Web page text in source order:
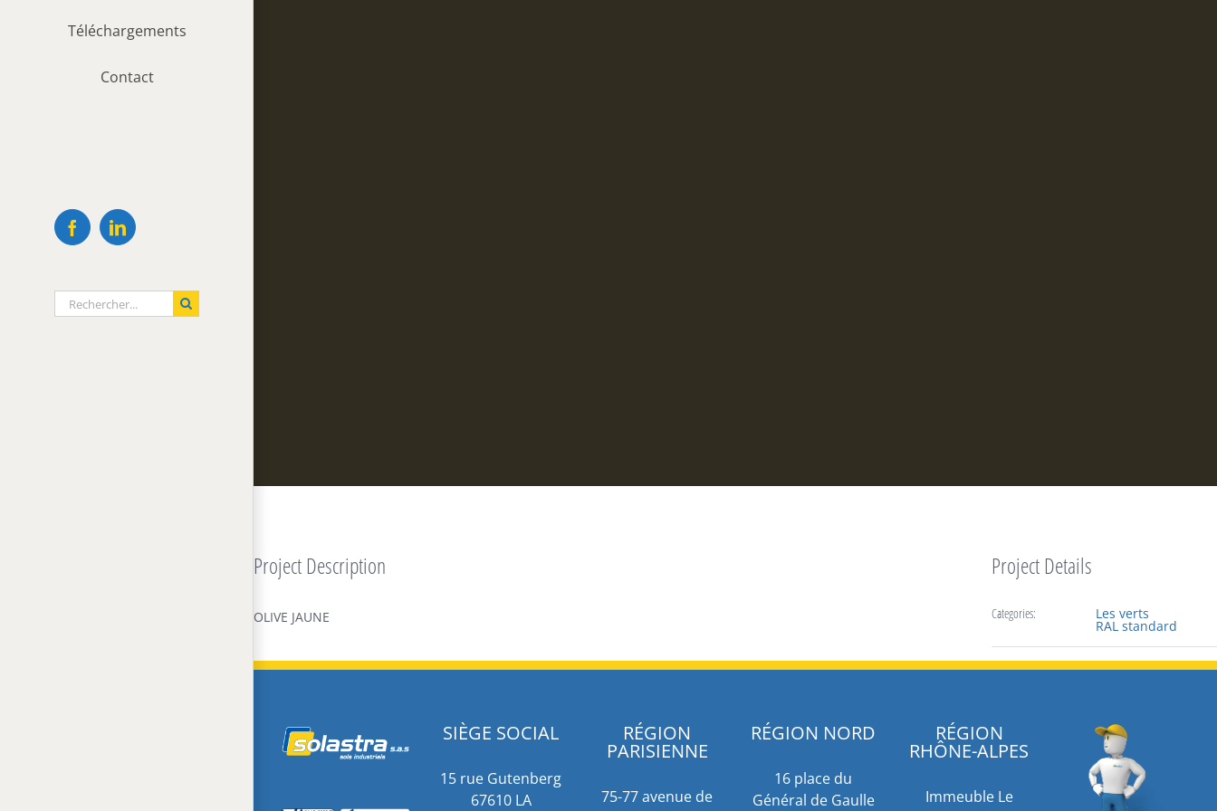
Téléchargements
Contact
FacebookLinkedIn
Rechercher:
Project Description
OLIVE JAUNE
Project Details
Categories: Les verts
RAL standard
SIÈGE SOCIAL
15 rue Gutenberg
67610 LA
RÉGION
PARISIENNE
75-77 avenue de
RÉGION NORD
16 place du
Général de Gaulle
RÉGION
RHÔNE-ALPES
Immeuble Le